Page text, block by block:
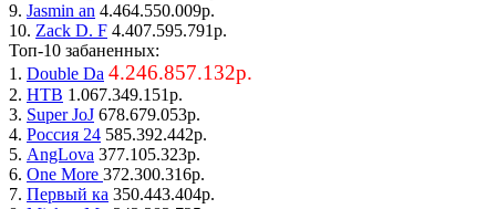
9. Jasmin an 4.464.550.009р.
10. Zack D. F 4.407.595.791р.
Топ-10 забаненных:
1. Double Da 4.246.857.132р.
2. НТВ 1.067.349.151р.
3. Super JoJ 678.679.053р.
4. Россия 24 585.392.442р.
5. AngLova 377.105.323р.
6. One More 372.300.316р.
7. Первый ка 350.443.404р.